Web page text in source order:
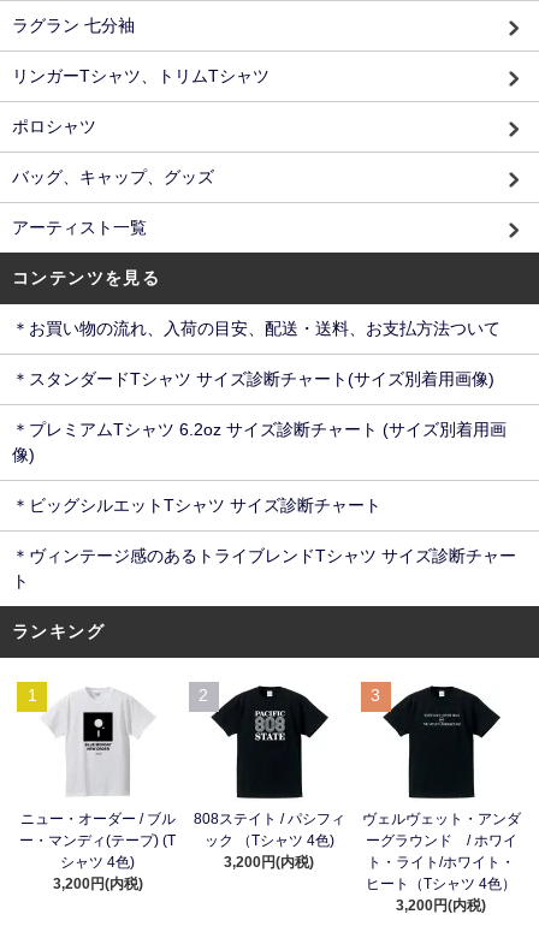
ラグラン 七分袖
リンガーTシャツ、トリムTシャツ
ポロシャツ
バッグ、キャップ、グッズ
アーティスト一覧
コンテンツを見る
＊お買い物の流れ、入荷の目安、配送・送料、お支払方法ついて
＊スタンダードTシャツ サイズ診断チャート(サイズ別着用画像)
＊プレミアムTシャツ 6.2oz サイズ診断チャート (サイズ別着用画
像)
＊ビッグシルエットTシャツ サイズ診断チャート
＊ヴィンテージ感のあるトライブレンドTシャツ サイズ診断チャー
ト
ランキング
1
ニュー・オーダー / ブル
ー・マンディ(テープ) (T
シャツ 4色)
3,200円(内税)
2
808ステイト / パシフィ
ック （Tシャツ 4色)
3,200円(内税)
3
ヴェルヴェット・アンダ
ーグラウンド / ホワイ
ト・ライト/ホワイト・
ヒート（Tシャツ 4色）
3,200円(内税)